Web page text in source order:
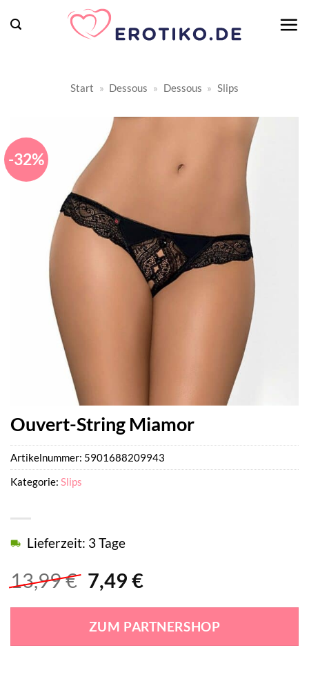
Inhalt
Start » Dessous » Dessous » Slips
-32%
Ouvert-String Miamor
13,99€ Ursprünglicher
war:
13,99 €
7,49 €Aktueller
ist:
7,49 €.
Lieferzeit: 3 Tage
ZUM PARTNERSHOP
Artikelnummer: 5901688209943
Kategorie: Slips